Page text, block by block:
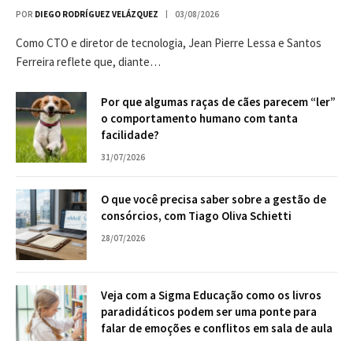
POR DIEGO RODRÍGUEZ VELÁZQUEZ 03/08/2026
Como CTO e diretor de tecnologia, Jean Pierre Lessa e Santos
Ferreira reflete que, diante…
Por que algumas raças de cães parecem “ler”
o comportamento humano com tanta
facilidade?
31/07/2026
O que você precisa saber sobre a gestão de
consórcios, com Tiago Oliva Schietti
28/07/2026
Veja com a Sigma Educação como os livros
paradidáticos podem ser uma ponte para
falar de emoções e conflitos em sala de aula